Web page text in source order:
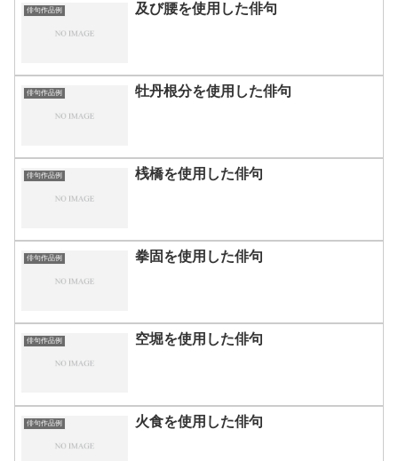
俳句作品例 及び腰を使用した俳句
俳句作品例 牡丹根分を使用した俳句
俳句作品例 桟橋を使用した俳句
俳句作品例 拳固を使用した俳句
俳句作品例 空堀を使用した俳句
俳句作品例 火食を使用した俳句